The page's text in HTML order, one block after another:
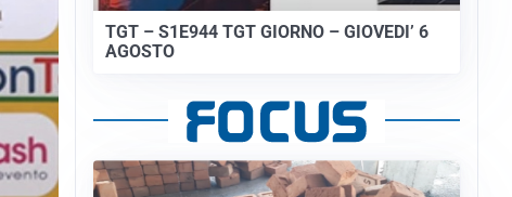
TGT – S1E944 TGT GIORNO – GIOVEDI’ 6
AGOSTO